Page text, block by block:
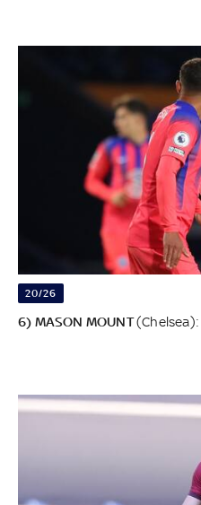
20/26
6) MASON MOUNT